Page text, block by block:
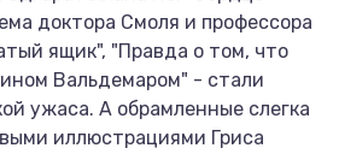
доктора Смоля и профессора
ящик", "Правда о том, что
Вальдемаром" - стали
ужаса. А обрамленные слегка
иллюстрациями Гриса